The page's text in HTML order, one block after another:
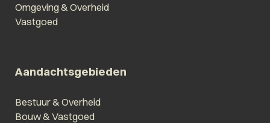
Omgeving & Overheid
Vastgoed
Aandachtsgebieden
Bestuur & Overheid
Bouw & Vastgoed